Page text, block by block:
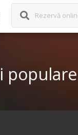
Rezervă